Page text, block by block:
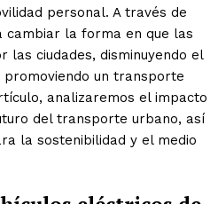
personal. A través de
cambiar la forma en que las
las ciudades, disminuyendo el
un transporte
analizaremos el impacto
del transporte urbano, así
la sostenibilidad y el medio